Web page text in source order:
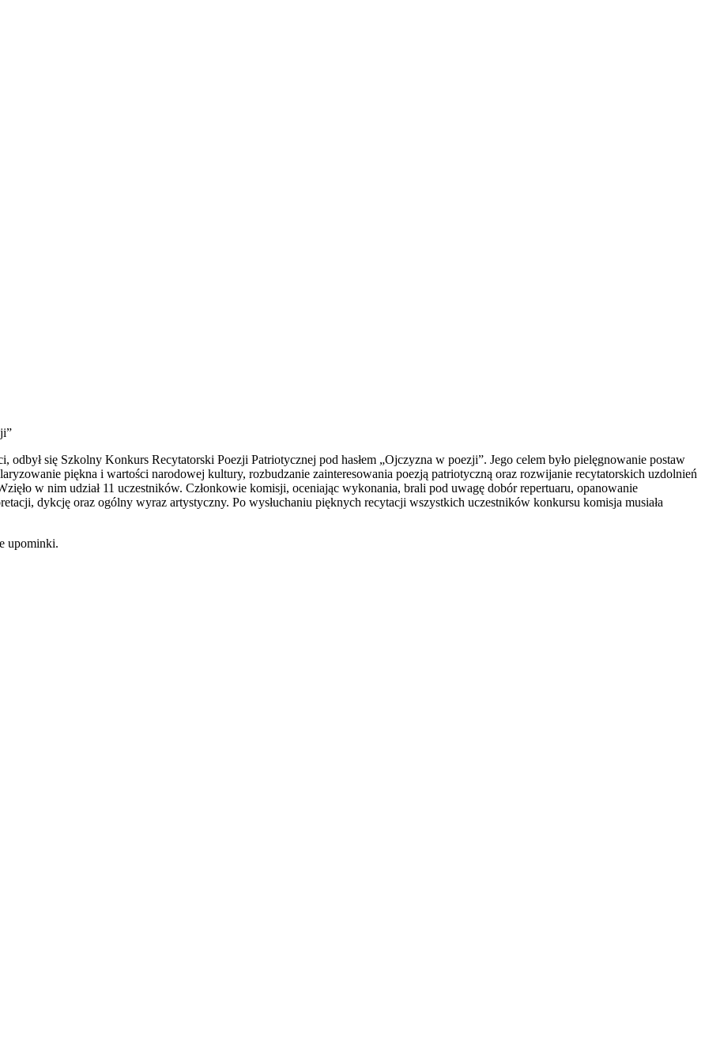
odbył się Szkolny Konkurs Recytatorski Poezji Patriotycznej pod hasłem „Ojczyzna w poezji”. Jego celem było pielęgnowanie postaw
piękna i wartości narodowej kultury, rozbudzanie zainteresowania poezją patriotyczną oraz rozwijanie recytatorskich uzdolnień
w nim udział 11 uczestników. Członkowie komisji, oceniając wykonania, brali pod uwagę dobór repertuaru, opanowanie
dykcję oraz ogólny wyraz artystyczny. Po wysłuchaniu pięknych recytacji wszystkich uczestników konkursu komisja musiała
upominki.